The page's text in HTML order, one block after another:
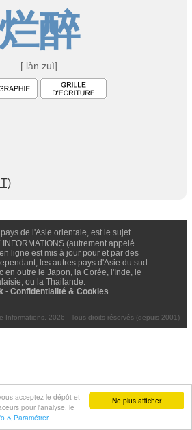
Ne plus afficher
acceptez le dépôt et
pour l'analyse, le
& Paramétrer
醉
[ làn zuì]
de l'Asie orientale, est le sujet
(autrement appelé
ligne est mis à jour pour et par des
les autres pays d'Asie du sud-
en outre le Japon, la Corée, l'Inde, le
ou la Thailande.
- Confidentialité & Cookies
Informations, 2026 - Tous droits réservés (depuis 2001)